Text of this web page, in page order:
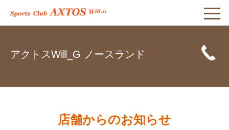
アクトスWill_G ノースランド
店舗からのお知らせ